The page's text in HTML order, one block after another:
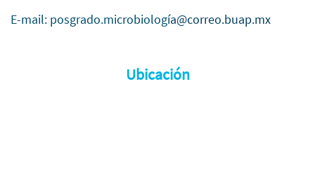
E-mail: posgrado.microbiología@correo.buap.mx
Ubicación